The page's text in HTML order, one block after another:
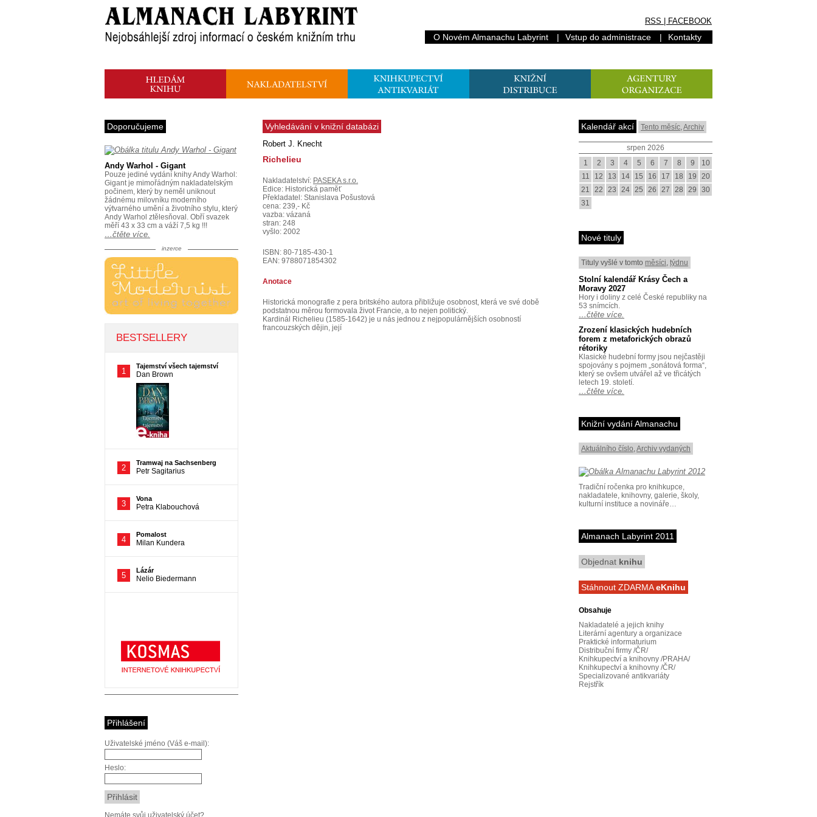
RSS FACEBOOK
O Novém Almanachu Labyrint | Vstup do administrace | Kontakty
Vyhledávání v knižní databázi
Robert J. Knecht
Richelieu
Nakladatelství: PASEKA s.r.o.
Edice: Historická paměť
Překladatel: Stanislava Pošustová
cena: 239,- Kč
vazba: vázaná
stran: 248
vyšlo: 2002
ISBN: 80-7185-430-1
EAN: 9788071854302
Anotace
Historická monografie z pera britského autora přibližuje osobnost, která ve své době
podstatnou měrou formovala život Francie, a to nejen politický.
Kardinál Richelieu (1585-1642) je u nás jednou z nejpopulárnějších osobností
francouzských dějin, její
Doporučujeme
Andy Warhol - Gigant
Pouze jediné vydání knihy Andy Warhol:
Gigant je mimořádným nakladatelským
počinem, který by neměl uniknout
žádnému milovníku moderního
výtvarného umění a životního stylu, který
Andy Warhol ztělesňoval. Obří svazek
měří 43 x 33 cm a váží 7,5 kg !!!
…čtěte více.
inzerce
Přihlášení
Uživatelské jméno (Váš e-mail):
Heslo:
Nemáte svůj uživatelský účet?
Kalendář akcí Tento měsíc,Archiv
srpen 2026
1
2 3 4 5 6 7 8 9
10
11
12 13 14 15 16 17 18 19
20
21
22 23 24 25 26 27 28 29
30
31
Nové tituly
Tituly vyšlé v tomto měsíci, týdnu
Stolní kalendář Krásy Čech a
Moravy 2027
Hory i doliny z celé České republiky na
53 snímcích.
…čtěte více.
Zrození klasických hudebních
forem z metaforických obrazů
rétoriky
Klasické hudební formy jsou nejčastěji
spojovány s pojmem „sonátová forma“,
který se ovšem utvářel až ve třicátých
letech 19. století.
…čtěte více.
Knižní vydání Almanachu
Aktuálního číslo,Archiv vydaných
Tradiční ročenka pro knihkupce,
nakladatele, knihovny, galerie, školy,
kulturní instituce a novináře…
Almanach Labyrint 2011
Objednat knihu
Stáhnout ZDARMAeKnihu
Obsahuje
Nakladatelé a jejich knihy
Literární agentury a organizace
Praktické informaturium
Distribuční firmy /ČR/
Knihkupectví a knihovny /PRAHA/
Knihkupectví a knihovny /ČR/
Specializované antikvariáty
Rejstřík